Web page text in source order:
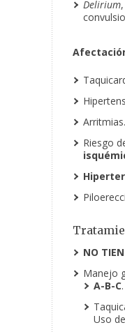
Delirium
Arritmias.
Riesgo
NO
Manejo
A-B-C.
Uso